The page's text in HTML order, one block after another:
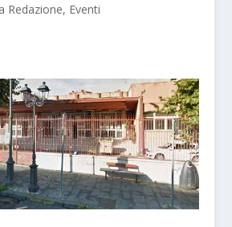
Redazione, Eventi